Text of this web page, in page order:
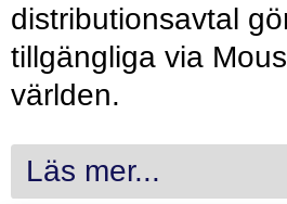
distributionsavtal
tillgängliga via
världen.
Läs mer...